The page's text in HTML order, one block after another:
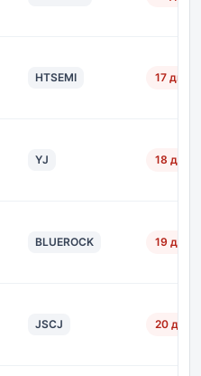
HTSEMI 17 дн.
YJ 18 дн.
BLUEROCK 19 дн.
JSCJ 20 дн.